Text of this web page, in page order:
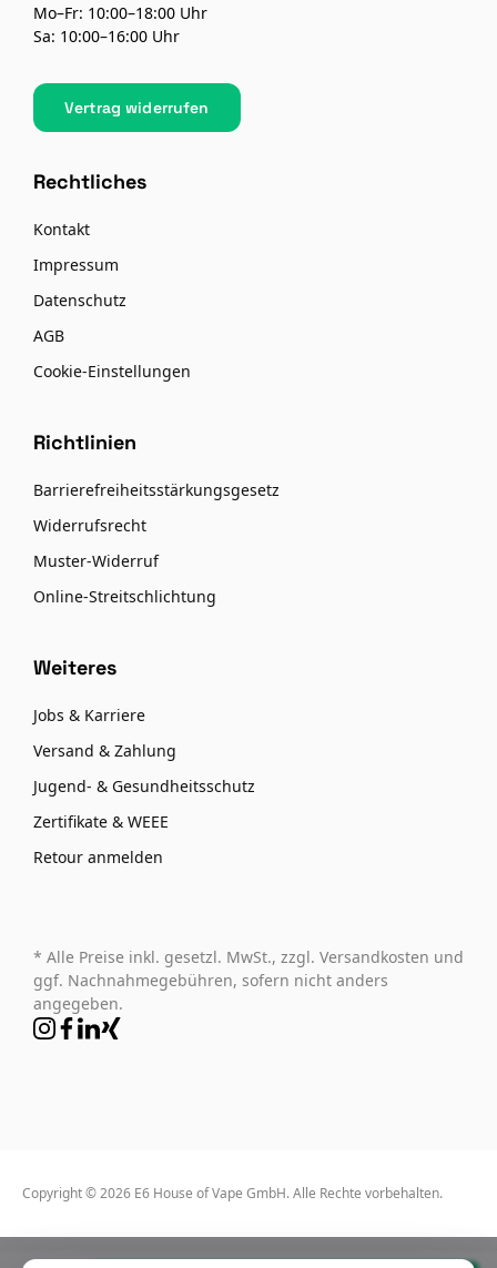
Mo–Fr: 10:00–18:00 Uhr
Sa: 10:00–16:00 Uhr
Vertrag widerrufen
Rechtliches
Kontakt
Impressum
Datenschutz
AGB
Cookie-Einstellungen
Richtlinien
Barrierefreiheitsstärkungsgesetz
Widerrufsrecht
Muster-Widerruf
Online-Streitschlichtung
Weiteres
Jobs & Karriere
Versand & Zahlung
Jugend- & Gesundheitsschutz
Zertifikate & WEEE
Retour anmelden
* Alle Preise inkl. gesetzl. MwSt., zzgl. Versandkosten und
ggf. Nachnahmegebühren, sofern nicht anders
angegeben.
Copyright © 2026 E6 House of Vape GmbH. Alle Rechte vorbehalten.